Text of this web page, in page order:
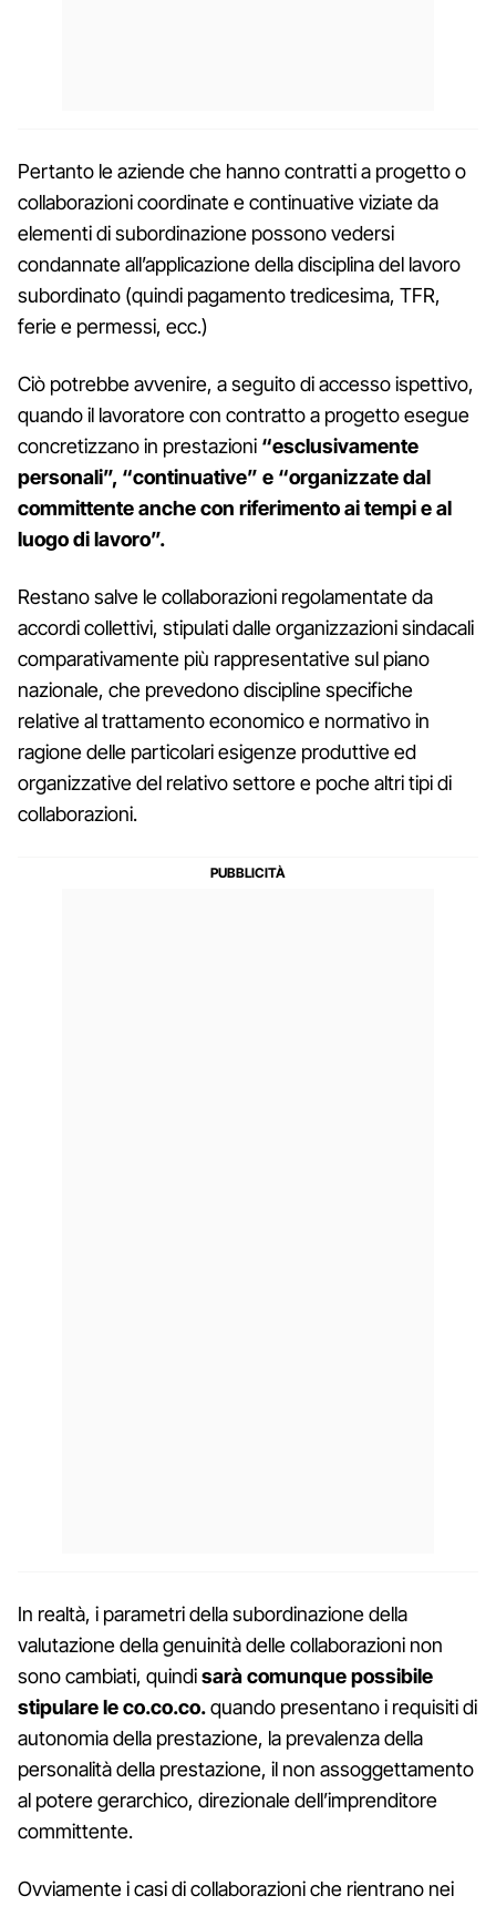
Pertanto le aziende che hanno contratti a progetto o
collaborazioni coordinate e continuative viziate da
elementi di subordinazione possono vedersi
condannate all’applicazione della disciplina del lavoro
subordinato (quindi pagamento tredicesima, TFR,
ferie e permessi, ecc.)
Ciò potrebbe avvenire, a seguito di accesso ispettivo,
quando il lavoratore con contratto a progetto esegue
concretizzano in prestazioni “esclusivamente
personali”, “continuative” e “organizzate dal
committente anche con riferimento ai tempi e al
luogo di lavoro”.
Restano salve le collaborazioni regolamentate da
accordi collettivi, stipulati dalle organizzazioni sindacali
comparativamente più rappresentative sul piano
nazionale, che prevedono discipline specifiche
relative al trattamento economico e normativo in
ragione delle particolari esigenze produttive ed
organizzative del relativo settore e poche altri tipi di
collaborazioni.
In realtà, i parametri della subordinazione della
valutazione della genuinità delle collaborazioni non
sono cambiati, quindisarà comunque possibile
stipulare le co.co.co.quando presentano i requisiti di
autonomia della prestazione, la prevalenza della
personalità della prestazione, il non assoggettamento
al potere gerarchico, direzionale dell’imprenditore
committente.
Ovviamente i casi di collaborazioni che rientrano nei